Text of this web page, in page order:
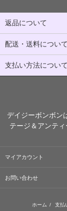
返品について
配送・送料について
支払い方法について
デイジーボンボン
テージ＆アンテ
マイアカウント
お問い合わせ
ホーム / 支払